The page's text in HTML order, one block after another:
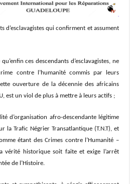
d’esclavagistes qui confirment et assument
ces descendants d’esclavagistes, ne
contre l’humanité commis par leurs
ouverture de la décennie des africains
est un viol de plus à mettre à leurs actifs ;
d’organisation afro-descendante légitime
la Trafic Négrier Transatlantique (T.N.T), et
étant des Crimes contre l’Humanité –
vérité historique soit faite et exige l’arrêt
de l’Histoire.